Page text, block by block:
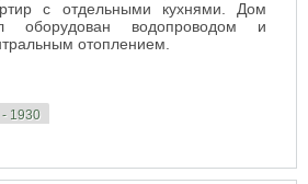
с отдельными кухнями. Дом
оборудован водопроводом и
отоплением.
- 1930